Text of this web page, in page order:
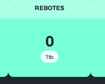
REBOTES
0
1to